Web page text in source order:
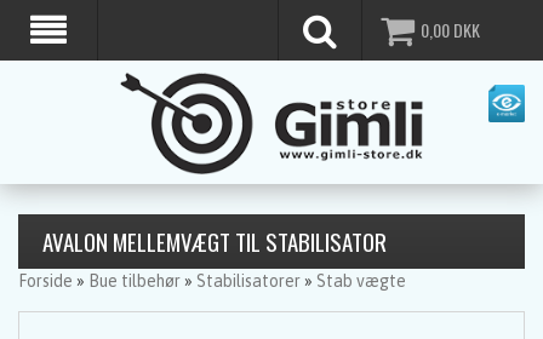
0,00DKK
AVALON MELLEMVÆGT TIL STABILISATOR
Forside » Bue tilbehør » Stabilisatorer » Stab vægte